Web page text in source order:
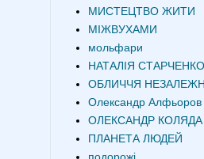
МИСТЕЦТВО ЖИТИ
МІЖВУХАМИ
мольфари
НАТАЛІЯ СТАРЧЕНКО
ОБЛИЧЧЯ
Олександр Алфьоров
ОЛЕКСАНДР КОЛЯДА
ПЛАНЕТА ЛЮДЕЙ
подорожі